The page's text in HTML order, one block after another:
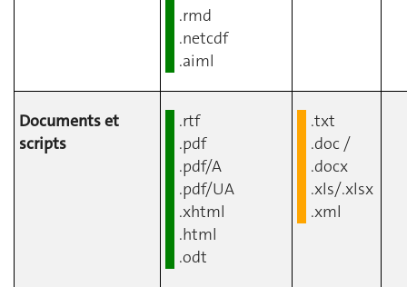
.rmd
.netcdf
.aiml
Documents et
scripts
.rtf
.pdf
.pdf/A
.pdf/UA
.xhtml
.html
.odt
.txt
.doc /
.docx
.xls/.xlsx
.xml